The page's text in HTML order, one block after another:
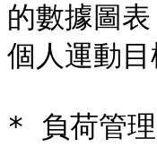
的數據圖
個人運動目
* 負荷管理